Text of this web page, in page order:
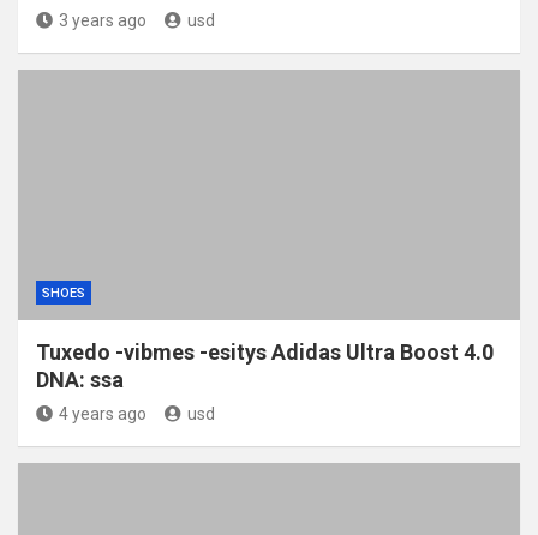
3 years ago usd
SHOES
Tuxedo -vibmes -esitys Adidas Ultra Boost 4.0
DNA: ssa
4 years ago usd